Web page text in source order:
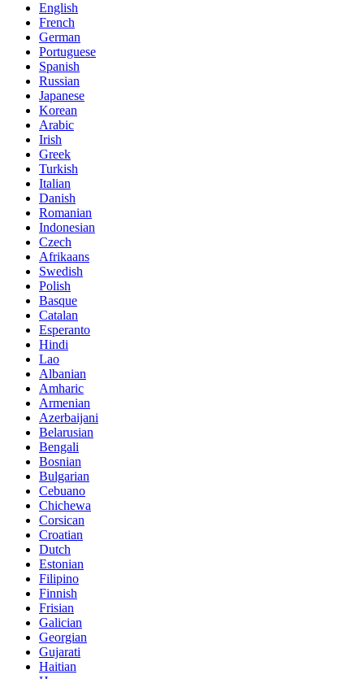
English
French
German
Portuguese
Spanish
Russian
Japanese
Korean
Arabic
Irish
Greek
Turkish
Italian
Danish
Romanian
Indonesian
Czech
Afrikaans
Swedish
Polish
Basque
Catalan
Esperanto
Hindi
Lao
Albanian
Amharic
Armenian
Azerbaijani
Belarusian
Bengali
Bosnian
Bulgarian
Cebuano
Chichewa
Corsican
Croatian
Dutch
Estonian
Filipino
Finnish
Frisian
Galician
Georgian
Gujarati
Haitian